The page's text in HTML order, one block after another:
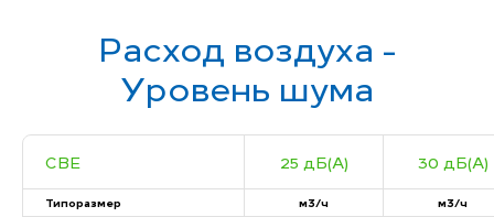
Расход воздуха -
Уровень шума
CBE 25 дБ(А) 30 дБ(А)
Типоразмер м3/ч
м3/ч